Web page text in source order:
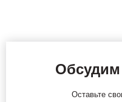
Оставьте